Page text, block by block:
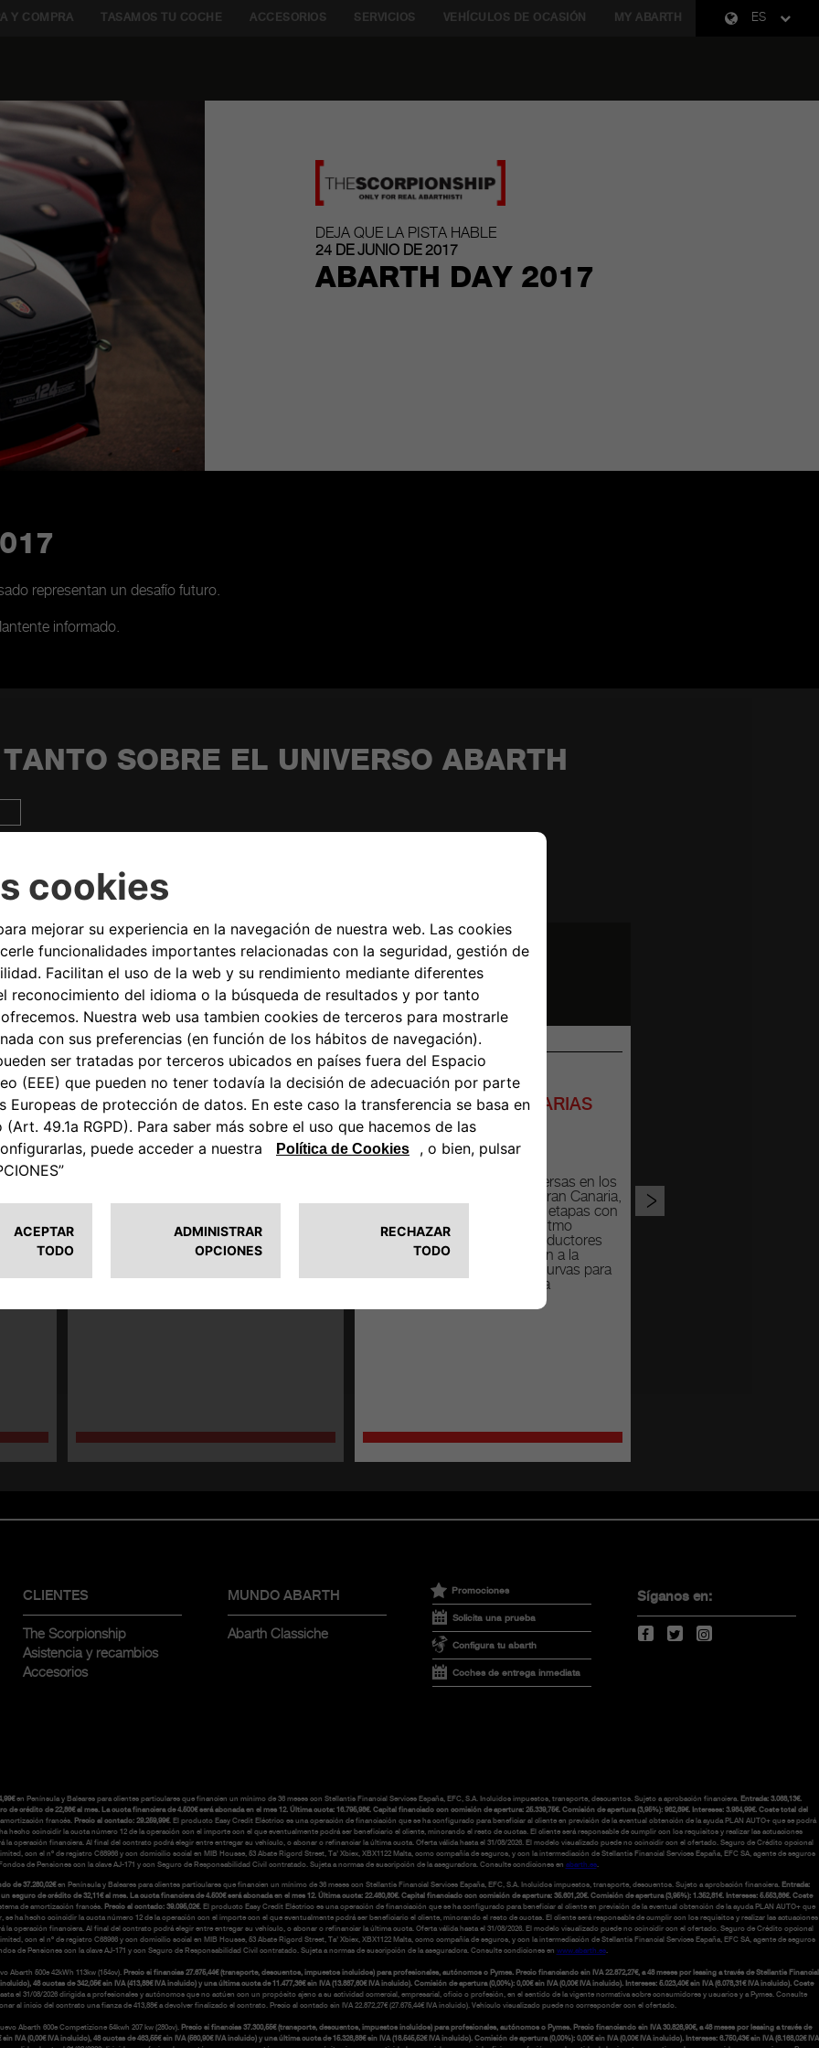
Y COMPRA TASAMOS TU COCHE ACCESORIOS SERVICIOS VEHÍCULOS DE OCASIÓN MY ABARTH ES
DEJA QUE LA PISTA HABLE
24 DE JUNIO DE 2017
ABARTH DAY 2017
representan un desafío futuro.
informado.
SOBRE EL UNIVERSO ABARTH
en
ha
ABARTH RALLY
6-8 DE NOVIEMBRE
RALLY DE HUNGRÍA
(HUNGRÍA), ASFALTO
desafío adicional en 2019.
ABARTH RALLY
26-28 DE NOVIEMBRE
RALLY DE ISLAS CANARIAS
(ESPAÑA), ASFALTO
Con carreteras sinuosas inmersas en los
impresionantes paisajes de Gran Canaria,
este circuito de asfalto ofrece etapas con
ascensos y descensos a un ritmo
constante, en las que los conductores
deben prestar mucha atención a la
velocidad y al trazado de las curvas para
mantener una tracción óptima
>
CLIENTES
The Scorpionship
Asistencia y recambios
Accesorios
MUNDO ABARTH
Abarth Classiche
Promociones
Solicita una prueba
Configura tu abarth
Coches de entrega inmediata
Síganos en:
en Península y Baleares para clientes particulares que financien un mínimo de 36 meses con Stellantis Financial Services España, EFC, S.A. Incluidos impuestos, transporte, descuentos. Sujeto a aprobación financiera. Entrada: 3.068,13€.
crédito de 22,86€ al mes. La cuota financiera de 4.500€ será abonada en el mes 12. Última cuota: 16.795,98€. Capital financiado con comisión de apertura: 25.339,75€. Comisión de apertura (3,95%): 962,89€. Intereses: 3.984,99€. Coste total del
francés. Precio al contado: 29.259,99€. El producto Easy Credit Eléctrico es una operación de financiación que se ha configurado para beneficiar al cliente en previsión de la eventual obtención de la ayuda PLAN AUTO+ que se podrá
hecho coincidir la cuota número 12 de la operación con el importe con el que eventualmente podrá ser beneficiario el cliente, minorando el resto de cuotas. El cliente será responsable de cumplir con los requisitos y realizar las actuaciones
la operación financiera. Al final del contrato podrá elegir entre entregar su vehículo, o abonar o refinanciar la última cuota. Oferta válida hasta el 31/08/2026. El modelo visualizado puede no coincidir con el ofertado. Seguro de Crédito opcional
con el nº de registro C68966 y con domicilio social en MIB Housse, 53 Abate Rigord Street, Ta’ Xbiex, XBX1122 Malta, como compañía de seguros, y con la intermediación de Stellantis Financial Services España, EFC SA, agente de seguros
de Pensiones con la clave AJ-171 y con Seguro de Responsabilidad Civil contratado. Sujeta a normas de suscripción de la aseguradora. Consulte condiciones en abarth.es.
de 37.280,02€en Península y Baleares para clientes particulares que financien un mínimo de 36 meses con Stellantis Financial Services España, EFC, S.A. Incluidos impuestos, transporte, descuentos. Sujeto a aprobación financiera. Entrada:
de crédito de 32,11€ al mes. La cuota financiera de 4.500€ será abonada en el mes 12. Última cuota: 22.480,80€. Capital financiado con comisión de apertura: 35.601,20€. Comisión de apertura (3,95%): 1.352,81€. Intereses: 5.553,86€. Coste
de amortización francés. Precio al contado: 39.095,02€. El producto Easy Credit Eléctrico es una operación de financiación que se ha configurado para beneficiar al cliente en previsión de la eventual obtención de la ayuda PLAN AUTO+ que
ha hecho coincidir la cuota número 12 de la operación con el importe con el que eventualmente podrá ser beneficiario el cliente, minorando el resto de cuotas. El cliente será responsable de cumplir con los requisitos y realizar las actuaciones
la operación financiera. Al final del contrato podrá elegir entre entregar su vehículo, o abonar o refinanciar la última cuota. Oferta válida hasta el 31/08/2026. El modelo visualizado puede no coincidir con el ofertado. Seguro de Crédito opcional
con el nº de registro C68966 y con domicilio social en MIB Housse, 53 Abate Rigord Street, Ta’ Xbiex, XBX1122 Malta, como compañía de seguros, y con la intermediación de Stellantis Financial Services España, EFC SA, agente de seguros
de Pensiones con la clave AJ-171 y con Seguro de Responsabilidad Civil contratado. Sujeta a normas de suscripción de la aseguradora. Consulte condiciones en www.abarth.es.
Abarth 500e 42kWh 113kw (154cv). Precio si financias 27.675,44€ (transporte, descuentos, impuestos incluidos) para profesionales, autónomos o Pymes. Precio financiando sin IVA 22.872,27€, a 48 meses por leasing a través de Stellantis Financial
48 cuotas de 342,05€ sin IVA (413,88€ IVA incluido) y una última cuota de 11.477,36€ sin IVA (13.887,60€ IVA incluido). Comisión de apertura (0,00%): 0,00€ sin IVA (0,00€ IVA incluido). Intereses: 5.023,40€ sin IVA (6.078,31€ IVA incluido). Coste
el 31/08/2026 dirigida a profesionales y autónomos que no actúen con un propósito ajeno a su actividad comercial, empresarial, oficio o profesión, en el sentido de la vigente normativa sobre consumidores y usuarios y a Pymes. Consulte
al inicio del contrato una fianza de 413,88€ a devolver finalizado el contrato. Precio al contado sin IVA 22.872,27€ (27.675,44€ IVA incluido). Vehículo visualizado puede no corresponder con el ofertado.
Abarth 600e Competizione 54kwh 207 kw (280cv). Precio si financias 37.300,55€ (transporte, descuentos, impuestos incluidos) para profesionales, autónomos o Pymes. Precio financiando sin IVA 30.826,90€, a 48 meses por leasing a través de
IVA (0,00€ IVA incluido), 48 cuotas de 463,55€ sin IVA (560,90€ IVA incluido) y una última cuota de 15.326,88€ sin IVA (18.545,52€ IVA incluido). Comisión de apertura (0,00%): 0,00€ sin IVA (0,00€ IVA incluido). Intereses: 6.750,43€ sin IVA (8.168,02€ IVA